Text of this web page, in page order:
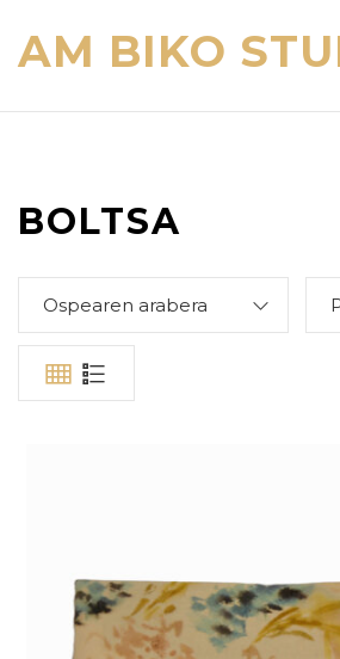
AM BIKO
BOLTSA
Ospearen arabera